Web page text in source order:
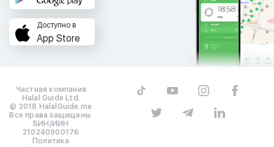
Доступно в
App Store
Частная компания
Halal Guide Ltd.
© 2018 HalalGuide.me
Все права защищены.
БИН/ИИН
210240900176
Политика